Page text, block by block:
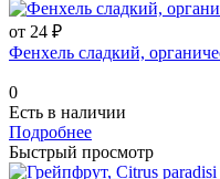
от 24 ₽
Фенхель сладкий,
0
Есть в наличии
Подробнее
Быстрый просмотр